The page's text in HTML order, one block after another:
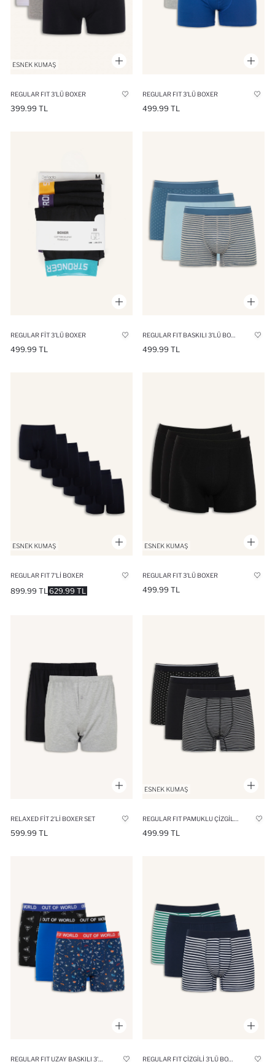
REGULAR FIT 3'LÜ BOXER
399.99 TL
REGULAR FIT 3'LÜ BOXER
499.99 TL
REGULAR FIT 3'LÜ BOXER
499.99 TL 499.99 TL
REGULAR FIT 7'LI BOXER
629.99 TL
899.99 TL
REGULAR FIT 3'LÜ BOXER
499.99 TL
RELAXED FIT 2'LI BOXER SET
599.99 TL 499.99 TL
REGULAR FIT UZAY BASKILI 3'LÜ BOXER REGULAR FIT ÇIZGILI 3'LÜ BOXER